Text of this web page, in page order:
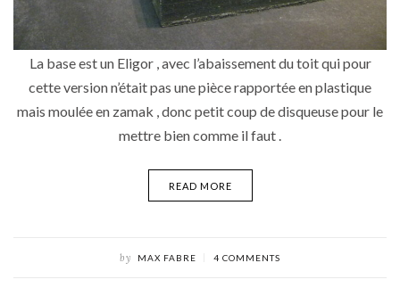
La base est un Eligor , avec l’abaissement du toit qui pour
cette version n’était pas une pièce rapportée en plastique
mais moulée en zamak , donc petit coup de disqueuse pour le
mettre bien comme il faut .
READ MORE
by MAX FABRE 4 COMMENTS